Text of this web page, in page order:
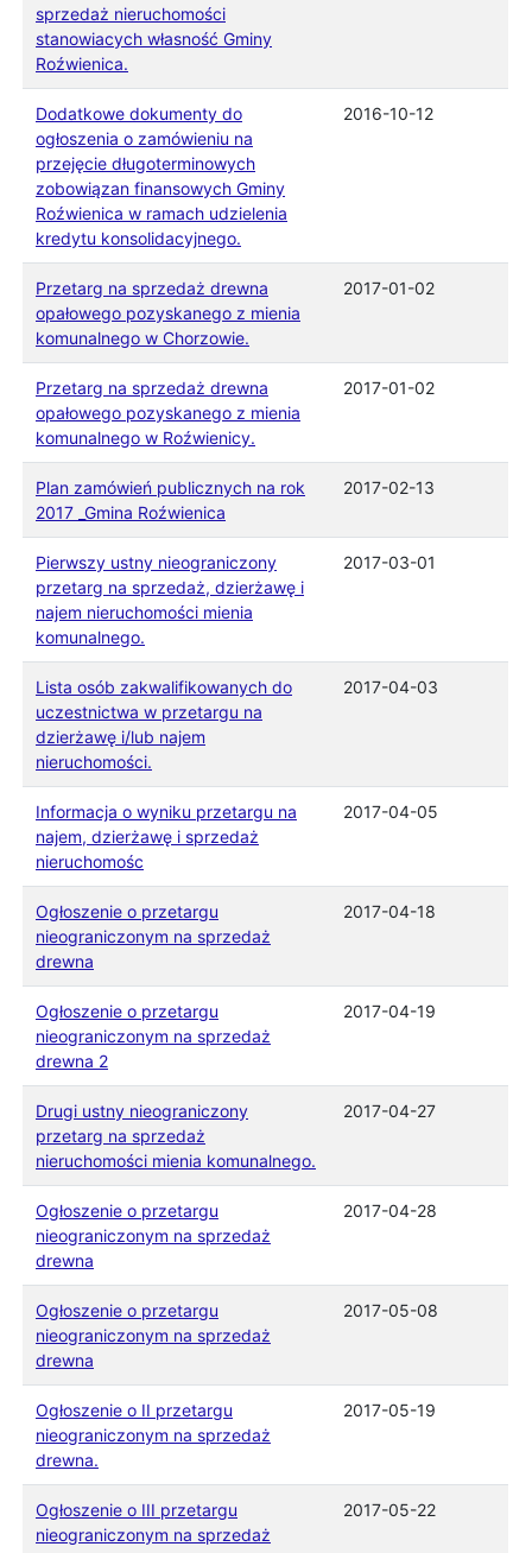
sprzedaż nieruchomości
stanowiacych własność Gminy
Roźwienica.
Dodatkowe dokumenty do
ogłoszenia o zamówieniu na
przejęcie długoterminowych
zobowiązan finansowych Gminy
Roźwienica w ramach udzielenia
kredytu konsolidacyjnego.
2016-10-12
Przetarg na sprzedaż drewna
opałowego pozyskanego z mienia
komunalnego w Chorzowie.
2017-01-02
Przetarg na sprzedaż drewna
opałowego pozyskanego z mienia
komunalnego w Roźwienicy.
2017-01-02
Plan zamówień publicznych na rok
2017 _Gmina Roźwienica
2017-02-13
Pierwszy ustny nieograniczony
przetarg na sprzedaż, dzierżawę i
najem nieruchomości mienia
komunalnego.
2017-03-01
Lista osób zakwalifikowanych do
uczestnictwa w przetargu na
dzierżawę i/lub najem
nieruchomości.
2017-04-03
Informacja o wyniku przetargu na
najem, dzierżawę i sprzedaż
nieruchomośc
2017-04-05
Ogłoszenie o przetargu
nieograniczonym na sprzedaż
drewna
2017-04-18
Ogłoszenie o przetargu
nieograniczonym na sprzedaż
drewna 2
2017-04-19
Drugi ustny nieograniczony
przetarg na sprzedaż
nieruchomości mienia komunalnego.
2017-04-27
Ogłoszenie o przetargu
nieograniczonym na sprzedaż
drewna
2017-04-28
Ogłoszenie o przetargu
nieograniczonym na sprzedaż
drewna
2017-05-08
Ogłoszenie o II przetargu
nieograniczonym na sprzedaż
drewna.
2017-05-19
Ogłoszenie o III przetargu
nieograniczonym na sprzedaż
2017-05-22